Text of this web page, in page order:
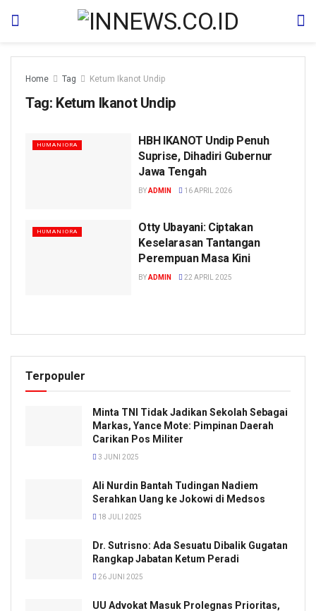
Home Tag Ketum Ikanot Undip
Tag: Ketum Ikanot Undip
HUMANIORA
HBH IKANOT Undip Penuh
Suprise, Dihadiri Gubernur
Jawa Tengah
BY ADMIN 16 APRIL 2026
HUMANIORA
Otty Ubayani: Ciptakan
Keselarasan Tantangan
Perempuan Masa Kini
BY ADMIN 22 APRIL 2025
Terpopuler
Minta TNI Tidak Jadikan Sekolah Sebagai
Markas, Yance Mote: Pimpinan Daerah
Carikan Pos Militer
3 JUNI 2025
Ali Nurdin Bantah Tudingan Nadiem
Serahkan Uang ke Jokowi di Medsos
18 JULI 2025
Dr. Sutrisno: Ada Sesuatu Dibalik Gugatan
Rangkap Jabatan Ketum Peradi
26 JUNI 2025
UU Advokat Masuk Prolegnas Prioritas,